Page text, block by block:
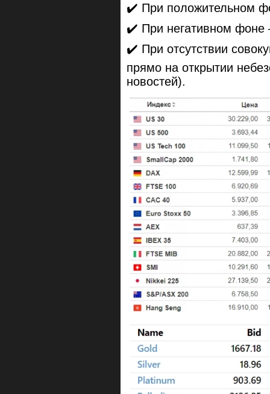
✔️ При положительном
✔️ При негативном фоне
✔️ При отсутствии
прямо на открытии
новостей).